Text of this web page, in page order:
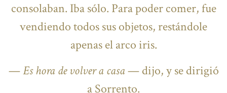
consolaban. Iba sólo. Para poder comer, fue
vendiendo todos sus objetos, restándole
apenas el arco iris.
—Es hora de volver a casa— dijo, y se dirigió
a Sorrento.